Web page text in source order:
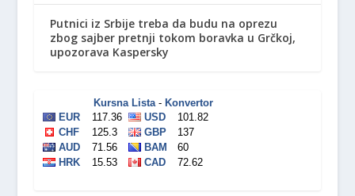
Putnici iz Srbije treba da budu na oprezu
zbog sajber pretnji tokom boravka u Grčkoj,
upozorava Kaspersky